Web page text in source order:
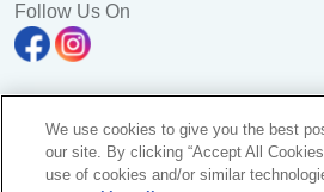
Follow Us On
Pulau Pinang Clinic Sdn. Bhd. Reg. No.
All Rights Reserved. Photos are for
We use cookies to give you the best
our site. By clicking “Accept All
use of cookies and/or similar